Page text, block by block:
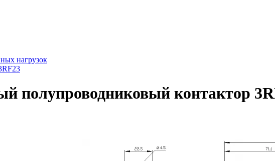
нагрузок
полупроводниковый контактор